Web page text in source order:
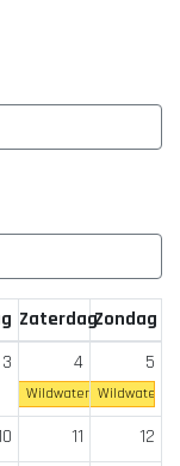
ZaterdagZondag
3 4
Wildwater to...(hele
5
Wildwater
11
12